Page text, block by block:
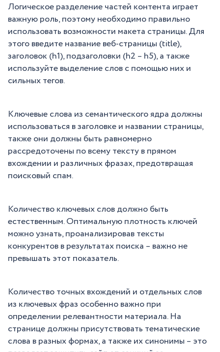
Логическое разделение частей контента играет
важную роль, поэтому необходимо правильно
использовать возможности макета страницы. Для
этого введите название веб-страницы (title),
заголовок (h1), подзаголовки (h2 – h5), а также
используйте выделение слов с помощью них и
сильных тегов.
Ключевые слова из семантического ядра должны
использоваться в заголовке и названии страницы,
также они должны быть равномерно
рассредоточены по всему тексту в прямом
вхождении и различных фразах, предотвращая
поисковый спам.
Количество ключевых слов должно быть
естественным. Оптимальную плотность ключей
можно узнать, проанализировав тексты
конкурентов в результатах поиска – важно не
превышать этот показатель.
Количество точных вхождений и отдельных слов
из ключевых фраз особенно важно при
определении релевантности материала. На
странице должны присутствовать тематические
слова в разных формах, а также их синонимы – это